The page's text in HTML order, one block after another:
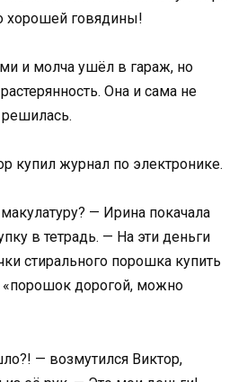
хорошей говядины!
и молча ушёл в гараж, но
Она и сама не
решилась.
купил журнал по электронике.
— Ирина покачала
в тетрадь. — На эти деньги
стирального порошка купить
«порошок дорогой, можно
— возмутился Виктор,